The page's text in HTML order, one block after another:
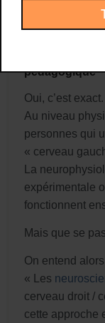
Cerveau droit
pédagogique
Oui, c’est exact.
Au niveau
personnes qui
« cerveau
La
expérimentale
fonctionnent
Mais que se
On entend alors
« Les
cerveau droit /
cette approche